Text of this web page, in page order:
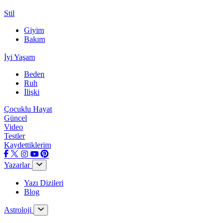
Stil
Giyim
Bakım
İyi Yaşam
Beden
Ruh
İlişki
Çocuklu Hayat
Güncel
Video
Testler
Kaydettiklerim
Yazarlar
Yazı Dizileri
Blog
Astroloji